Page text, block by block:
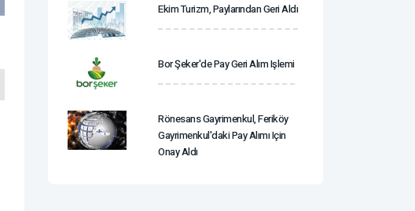
Ekim Turizm, Paylarından Geri Aldı
Bor Şeker'de Pay Geri Alım Işlemi
Rönesans Gayrimenkul, Feriköy
Gayrimenkul'daki Pay Alımı Için
Onay Aldı